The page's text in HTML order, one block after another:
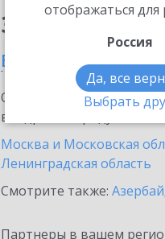
отображаться для
Россия
Да, все
Выбрать
Заказать
в России
Ознакомьтесь с
внедрение продукта.
Москва и Московская
Ленинградская область
Смотрите также:
Партнеры в вашем